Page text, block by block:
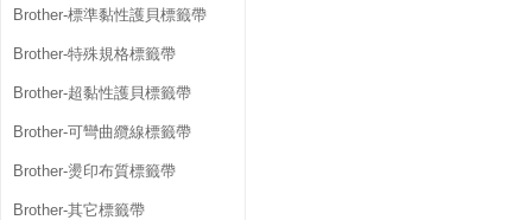
Brother-標準黏性護貝標籤帶
Brother-特殊規格標籤帶
Brother-超黏性護貝標籤帶
Brother-可彎曲纜線標籤帶
Brother-燙印布質標籤帶
Brother-其它標籤帶